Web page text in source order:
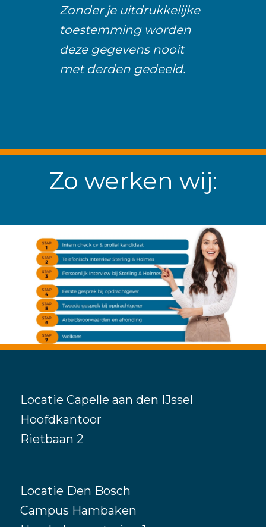
Zonder je uitdrukkelijke
toestemming worden
deze gegevens nooit
met derden gedeeld.
Zo werken wij:
Locatie Capelle aan den IJssel
Hoofdkantoor
Rietbaan 2
Locatie Den Bosch
Campus Hambaken